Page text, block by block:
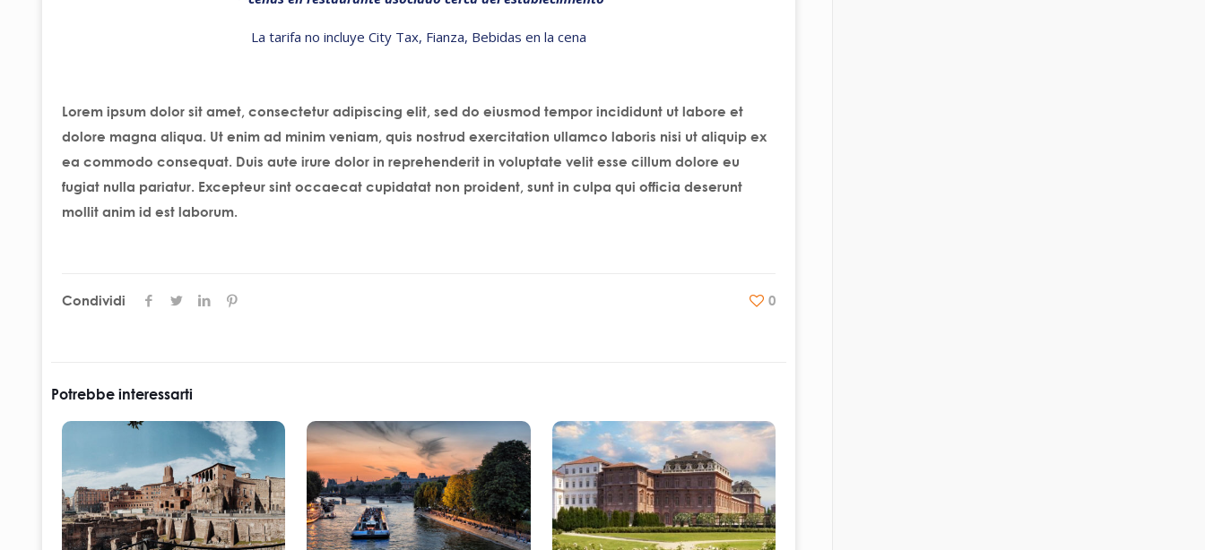
La tarifa no incluye City Tax, Fianza, Bebidas en la cena
Lorem ipsum dolor sit amet, consectetur adipiscing elit, sed do eiusmod tempor incididunt ut labore et
dolore magna aliqua. Ut enim ad minim veniam, quis nostrud exercitation ullamco laboris nisi ut aliquip ex
ea commodo consequat. Duis aute irure dolor in reprehenderit in voluptate velit esse cillum dolore eu
fugiat nulla pariatur. Excepteur sint occaecat cupidatat non proident, sunt in culpa qui officia deserunt
mollit anim id est laborum.
Condividi 0
Potrebbe interessarti